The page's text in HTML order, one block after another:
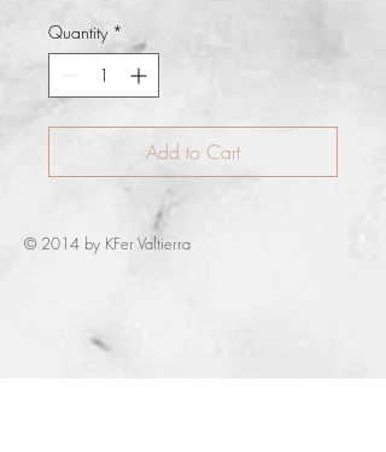
Quantity *
Add to Cart
© 2014 by KFer Valtierra